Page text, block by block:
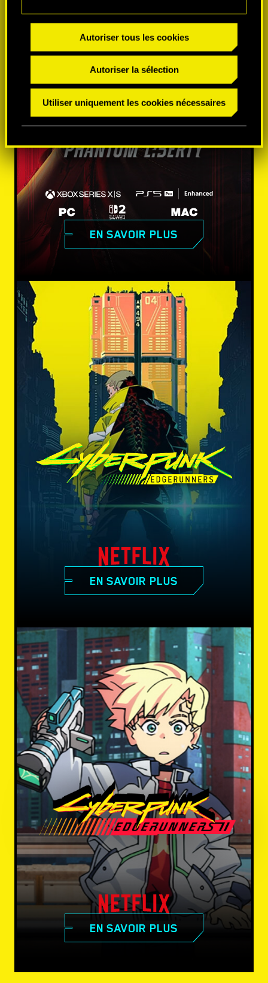
Autoriser tous les cookies
Autoriser la sélection
Utiliser uniquement les cookies nécessaires
EN SAVOIR PLUS
EN SAVOIR PLUS
EN SAVOIR PLUS